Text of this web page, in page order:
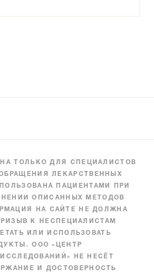
ТОЛЬКО ДЛЯ СПЕЦИАЛИСТОВ
ЛЕКАРСТВЕННЫХ
ПАЦИЕНТАМИ ПРИ
ОПИСАННЫХ МЕТОДОВ
НА САЙТЕ НЕ ДОЛЖНА
К НЕСПЕЦИАЛИСТАМ
ИЛИ ИСПОЛЬЗОВАТЬ
ООО «ЦЕНТР
НЕ НЕСЁТ
И ДОСТОВЕРНОСТЬ